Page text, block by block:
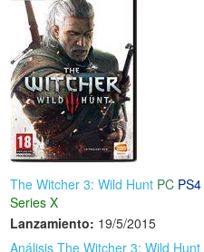
The Witcher 3: Wild Hunt PC PS4
Series X
Lanzamiento: 19/5/2015
Análisis The Witcher 3: Wild Hunt